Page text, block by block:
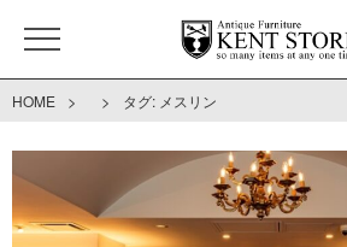
HOME > > タグ: メスリン